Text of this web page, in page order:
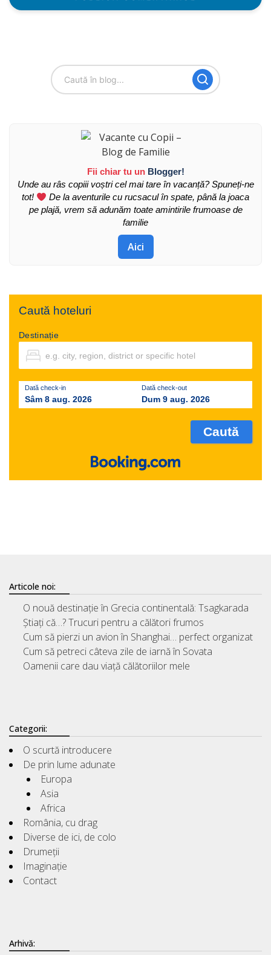
Fii chiar tu un Blogger!
Unde au râs copiii voștri cel mai tare în vacanță? Spuneți-ne
tot!
De la aventurile cu rucsacul în spate, până la joaca
pe plajă, vrem să adunăm toate amintirile frumoase de
familie
Aici
Caută hoteluri
Destinație
Dată check-in
Sâm 8 aug. 2026
Dată check-out
Dum 9 aug. 2026
Articole noi:
O nouă destinație în Grecia continentală: Tsagkarada
Știați că…? Trucuri pentru a călători frumos
Cum să pierzi un avion în Shanghai… perfect organizat
Cum să petreci câteva zile de iarnă în Sovata
Oamenii care dau viață călătoriilor mele
Categorii:
O scurtă introducere
De prin lume adunate
Europa
Asia
Africa
România, cu drag
Diverse de ici, de colo
Drumeții
Imaginație
Contact
Arhivă: